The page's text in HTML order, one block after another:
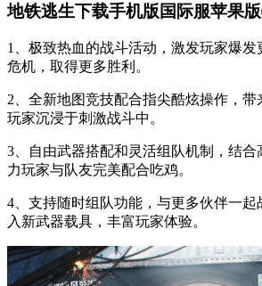
地铁逃生下载手机版国际服苹果版
1、极致热血的战斗活动，激发玩家爆发
危机，取得更多胜利。
2、全新地图竞技配合指尖酷炫操作，带
玩家沉浸于刺激战斗中。
3、自由武器搭配和灵活组队机制，结合
力玩家与队友完美配合吃鸡。
4、支持随时组队功能，与更多伙伴一起
入新武器载具，丰富玩家体验。